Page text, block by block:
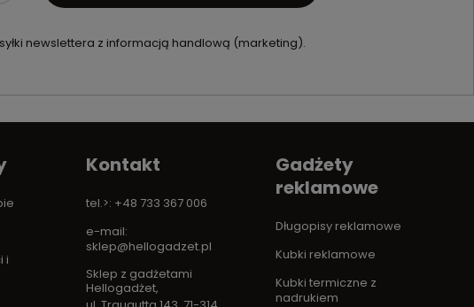
newslettera z informacją handlową (marketing).
i
Kontakt
tel.>: +48 733 367 006
e-mail:
sklep@hellogadzet.pl
Sklep z gadżetami
Hellogadżet,
Gadżety
reklamowe
Długopisy reklamowe
Kubki reklamowe
Kubki termiczne z
nadrukiem